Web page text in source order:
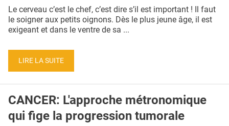
Le cerveau c’est le chef, c’est dire s’il est important ! Il faut
le soigner aux petits oignons. Dès le plus jeune âge, il est
exigeant et dans le ventre de sa ...
LIRE LA SUITE
CANCER: L'approche métronomique
qui fige la progression tumorale